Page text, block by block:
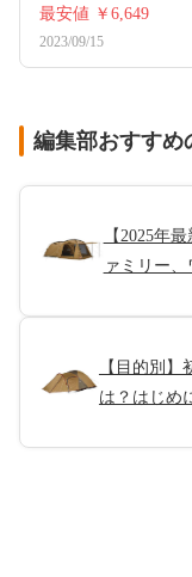
最安値 ￥6,649
2023/09/15
編集部おすすめ
【2025年
ァミリー
【目的別
は？はじめ